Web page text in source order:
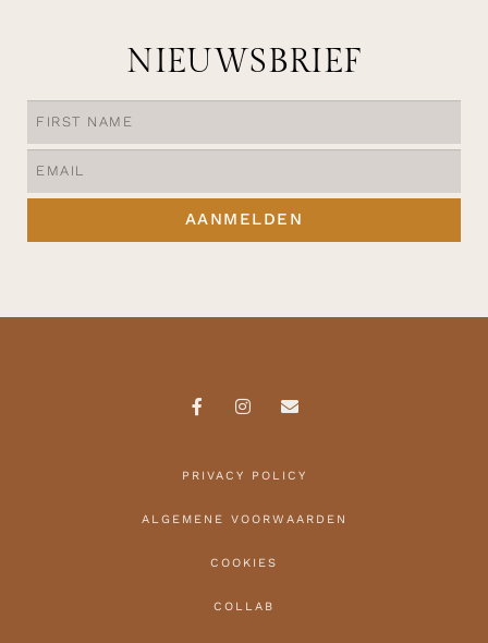
NIEUWSBRIEF
AANMELDEN
PRIVACY POLICY
ALGEMENE VOORWAARDEN
COOKIES
COLLAB